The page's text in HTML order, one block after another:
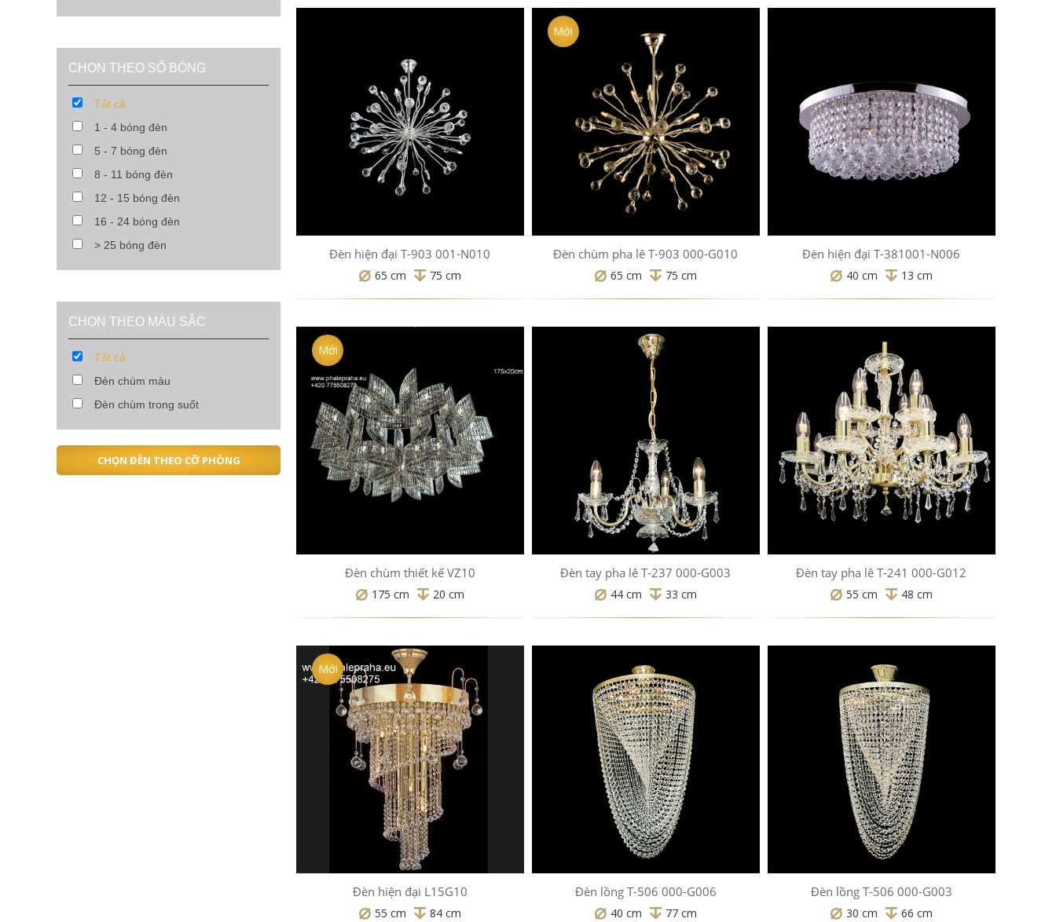
CHỌN THEO SỐ BÓNG
Tất cả
1 - 4 bóng đèn
5 - 7 bóng đèn
8 - 11 bóng đèn
12 - 15 bóng đèn
16 - 24 bóng đèn
> 25 bóng đèn
CHỌN THEO MÀU SẮC
Tất cả
Đèn chùm màu
Đèn chùm trong suốt
CHỌN ĐÈN THEO CỠ PHÒNG
Đèn hiện đại T-903 001-N010
65 cm 75 cm
Mới
Đèn chùm pha lê T-903 000-G010
65 cm 75 cm
Đèn hiện đại T-381001-N006
40 cm 13 cm
Mới
Đèn chùm thiết kế VZ10
175 cm 20 cm
Đèn tay pha lê T-237 000-G003
44 cm 33 cm
Đèn tay pha lê T-241 000-G012
55 cm 48 cm
Mới
Đèn hiện đại L15G10
55 cm 84 cm
Đèn lồng T-506 000-G006
40 cm 77 cm
Đèn lồng T-506 000-G003
30 cm 66 cm